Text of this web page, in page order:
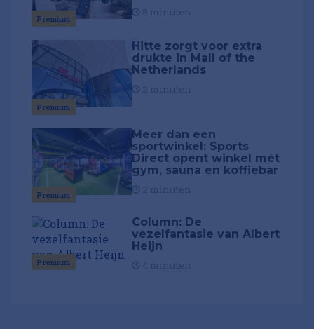
Premium
Premium
Hitte zorgt voor extra
drukte in Mall of the
Netherlands
Premium
Meer dan een
sportwinkel: Sports
Direct opent winkel mét
gym, sauna en koffiebar
Premium
Column: De
vezelfantasie van Albert
Heijn